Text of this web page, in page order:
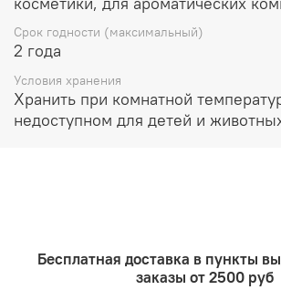
аромат – это аромат праздности и
отдыха и расслабления. Он позитивно
настроение и прекрасно подходит для
композиций. Позвольте красочному
шоколадного кокоса ворваться в Вашу
Рекомендуемый процент ввода:
Очищающие продукты до 5%
Срок годности (максимальный)
2 года
Условия хранения
Хранить при комнатной
недоступном для детей и
Бесплатная доставка в пункты
заказы от 2500 руб